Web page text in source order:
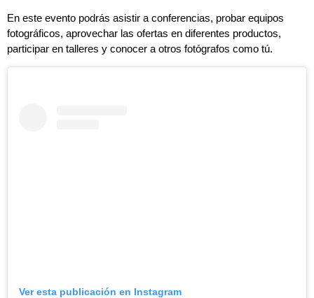
En este evento podrás asistir a conferencias, probar equipos
fotográficos, aprovechar las ofertas en diferentes productos,
participar en talleres y conocer a otros fotógrafos como tú.
Ver esta publicación en Instagram